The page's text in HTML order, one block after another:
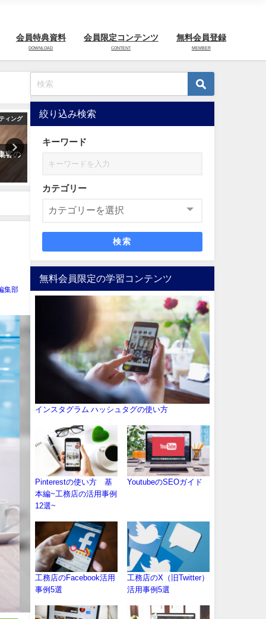
会員特典資料
DOWNLOAD
会員限定コンテンツ
CONTENT
無料会員登録
MEMBER
ィング
客の
Analytics使い方講座
集部
絞り込み検索
キーワード
カテゴリー
検索
無料会員限定の学習コンテンツ
インスタグラム ハッシュタグの使い方
Pinterestの使い方 基
本編~工務店の活用事例
12選~
YoutubeのSEOガイド
工務店のFacebook活用
事例5選
工務店のX（旧Twitter）
活用事例5選